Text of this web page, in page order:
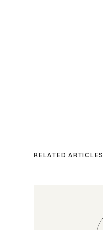
RELATED ARTICLES